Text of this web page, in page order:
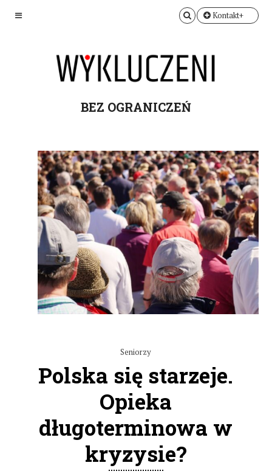
Kontakt+
BEZ OGRANICZEŃ
Seniorzy
Polska się starzeje.
Opieka
długoterminowa w
kryzysie?